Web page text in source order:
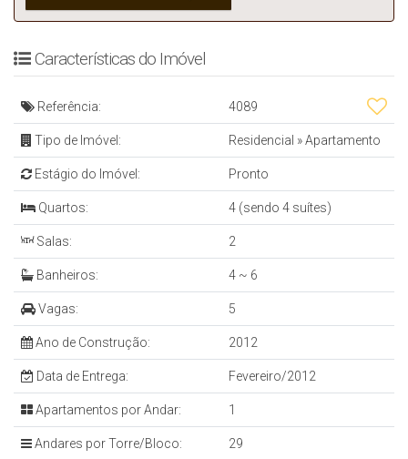
Características do Imóvel
Referência: 4089
Tipo de Imóvel: Residencial »Apartamento
Estágio do Imóvel: Pronto
Quartos: 4 (sendo 4 suítes)
Salas: 2
Banheiros: 4 ~ 6
Vagas: 5
Ano de Construção: 2012
Data de Entrega: Fevereiro/2012
Apartamentos por Andar: 1
Andares por Torre/Bloco: 29